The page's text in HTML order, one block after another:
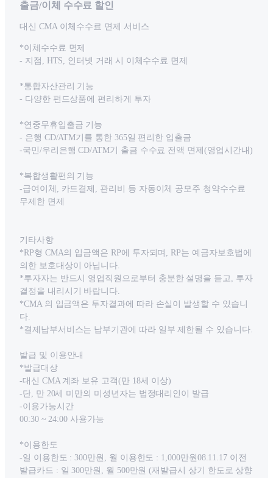
출금/이체 수수료 할인
대신 CMA 이체수수료 면제 서비스
*이체수수료 면제
- 지점, HTS, 인터넷 거래 시 이체수수료 면제
*통합자산관리 기능
- 다양한 펀드상품에 편리하게 투자
*연중무휴입출금 기능
- 은행 CD/ATM기를 통한 365일 편리한 입출금
-국민/우리은행 CD/ATM기 출금 수수료 전액 면제(영업시간내)
*복합생활편의 기능
-급여이체, 카드결제, 관리비 등 자동이체 공모주 청약수수료
무제한 면제
기타사항
*RP형 CMA의 입금액은 RP에 투자되며, RP는 예금자보호법에
의한 보호대상이 아닙니다.
*투자자는 반드시 영업직원으로부터 충분한 설명을 듣고, 투자
결정을 내리시기 바랍니다.
*CMA 의 입금액은 투자결과에 따라 손실이 발생할 수 있습니
다.
*결제납부서비스는 납부기관에 따라 일부 제한될 수 있습니다.
발급 및 이용안내
*발급대상
-대신 CMA 계좌 보유 고객(만 18세 이상)
-단, 만 20세 미만의 미성년자는 법정대리인이 발급
-이용가능시간
00:30 ~ 24:00 사용가능
*이용한도
-일 이용한도 : 300만원, 월 이용한도 : 1,000만원08.11.17 이전
발급카드 : 일 300만원, 월 500만원 (재발급시 상기 한도로 상향